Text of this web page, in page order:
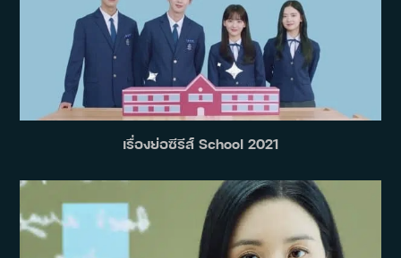
เรื่องย่อซีรีส์ School 2021